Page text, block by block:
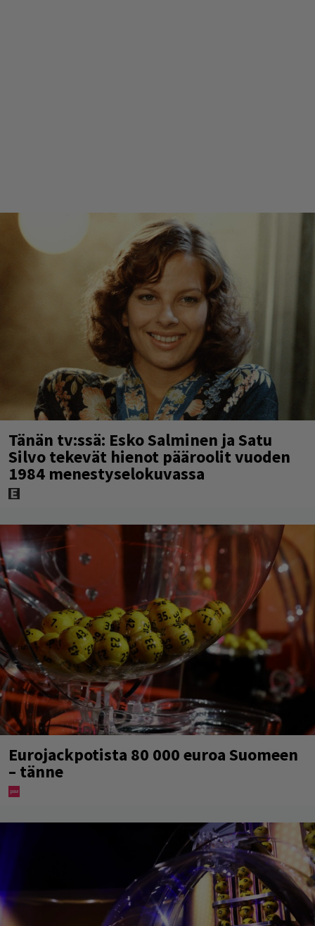
Tänän tv:ssä: Esko Salminen ja Satu
Silvo tekevät hienot pääroolit vuoden
1984 menestyselokuvassa
Eurojackpotista 80 000 euroa Suomeen
– tänne